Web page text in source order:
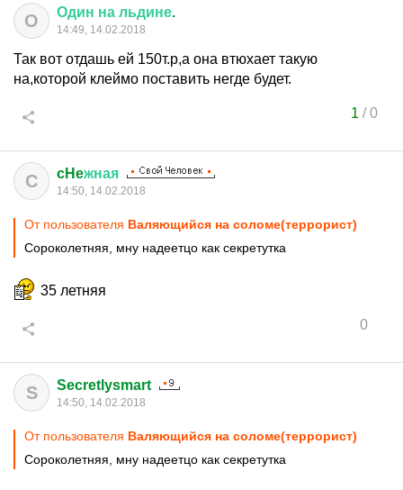
О Один на льдине.
14:49, 14.02.2018
Так вот отдашь ей 150т.р,а она втюхает такую
на,которой клеймо поставить негде будет.
1 /0
C cHeжная
14:50, 14.02.2018
От пользователя Валяющийся на соломе(террорист)
Сороколетняя, мну надеетцо как секретутка
35 летняя
0
S Secretlysmart
14:50, 14.02.2018
От пользователя Валяющийся на соломе(террорист)
Сороколетняя, мну надеетцо как секретутка